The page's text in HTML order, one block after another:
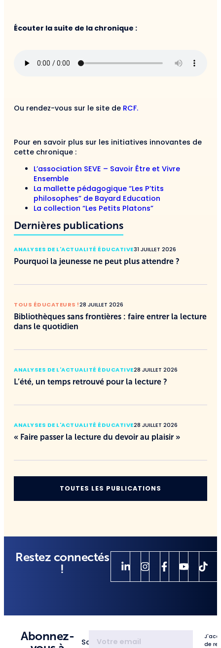
Écouter la suite de la chronique :
Ou rendez-vous sur le site de RCF.
Pour en savoir plus sur les initiatives innovantes de
cette chronique :
L’association SEVE – Savoir Être et Vivre
Ensemble
La mallette pédagogique “Les P’tits
philosophes” de Bayard Education
La collection “Les Petits Platons”
Dernières publications
ANALYSES DE L'ACTUALITÉ ÉDUCATIVE31 JUILLET 2026
Pourquoi la jeunesse ne peut plus attendre ?
TOUS ÉDUCATEURS !28 JUILLET 2026
Bibliothèques sans frontières : faire entrer la lecture
dans le quotidien
ANALYSES DE L'ACTUALITÉ ÉDUCATIVE28 JUILLET 2026
L’été, un temps retrouvé pour la lecture ?
ANALYSES DE L'ACTUALITÉ ÉDUCATIVE28 JUILLET 2026
« Faire passer la lecture du devoir au plaisir »
TOUTES LES PUBLICATIONS
Restez connectés
!
Abonnez-
Saisissez
de